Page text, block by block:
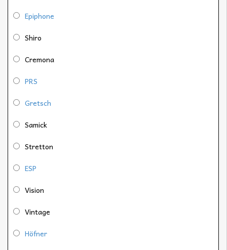
Epiphone
Shiro
Cremona
PRS
Gretsch
Samick
Stretton
ESP
Vision
Vintage
Höfner